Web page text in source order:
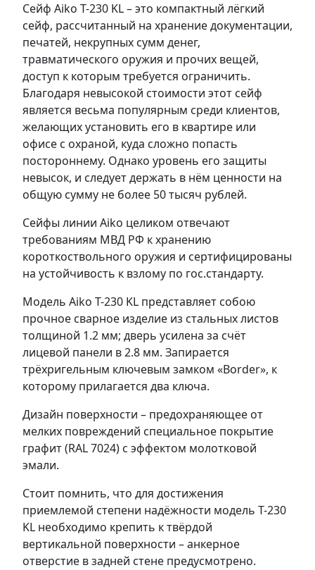
Сейф Aiko T-230 KL – это компактный лёгкий
сейф, рассчитанный на хранение документации,
печатей, некрупных сумм денег,
травматического оружия и прочих вещей,
доступ к которым требуется ограничить.
Благодаря невысокой стоимости этот сейф
является весьма популярным среди клиентов,
желающих установить его в квартире или
офисе с охраной, куда сложно попасть
постороннему. Однако уровень его защиты
невысок, и следует держать в нём ценности на
общую сумму не более 50 тысяч рублей.
Сейфы линии Aiko целиком отвечают
требованиям МВД РФ к хранению
короткоствольного оружия и сертифицированы
на устойчивость к взлому по гос.стандарту.
Модель Aiko T-230 KL представляет собою
прочное сварное изделие из стальных листов
толщиной 1.2 мм; дверь усилена за счёт
лицевой панели в 2.8 мм. Запирается
трёхригельным ключевым замком «Border», к
которому прилагается два ключа.
Дизайн поверхности – предохраняющее от
мелких повреждений специальное покрытие
графит (RAL 7024) с эффектом молотковой
эмали.
Стоит помнить, что для достижения
приемлемой степени надёжности модель T-230
KL необходимо крепить к твёрдой
вертикальной поверхности – анкерное
отверстие в задней стене предусмотрено.